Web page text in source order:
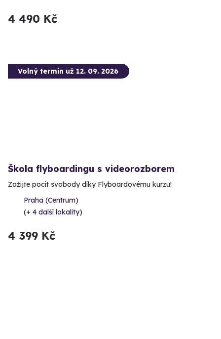
4 490 Kč
Volný termín už 12. 09. 2026
Škola flyboardingu s videorozborem
Zažijte pocit svobody díky Flyboardovému kurzu!
Praha (Centrum)
(+ 4 další lokality)
4 399 Kč